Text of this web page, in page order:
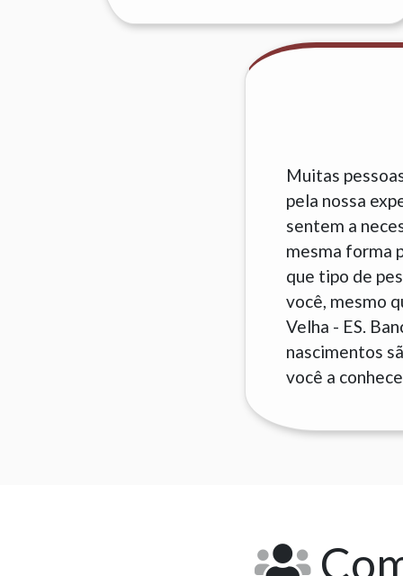
Muitas
pela nossa
sentem a
mesma forma
que tipo de
você, mesmo
Velha - ES.
nascimentos
você a